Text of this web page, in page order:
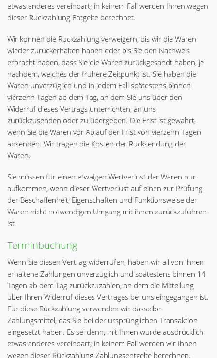
etwas anderes vereinbart; in keinem Fall werden Ihnen wegen
dieser Rückzahlung Entgelte berechnet.
Wir können die Rückzahlung verweigern, bis wir die Waren
wieder zurückerhalten haben oder bis Sie den Nachweis
erbracht haben, dass Sie die Waren zurückgesandt haben, je
nachdem, welches der frühere Zeitpunkt ist. Sie haben die
Waren unverzüglich und in jedem Fall spätestens binnen
vierzehn Tagen ab dem Tag, an dem Sie uns über den
Widerruf dieses Vertrags unterrichten, an uns
zurückzusenden oder zu übergeben. Die Frist ist gewahrt,
wenn Sie die Waren vor Ablauf der Frist von vierzehn Tagen
absenden. Wir tragen die Kosten der Rücksendung der
Waren.
Sie müssen für einen etwaigen Wertverlust der Waren nur
aufkommen, wenn dieser Wertverlust auf einen zur Prüfung
der Beschaffenheit, Eigenschaften und Funktionsweise der
Waren nicht notwendigen Umgang mit ihnen zurückzuführen
ist.
Terminbuchung
Wenn Sie diesen Vertrag widerrufen, haben wir all von Ihnen
erhaltene Zahlungen unverzüglich und spätestens binnen 14
Tagen ab dem Tag zurückzuzahlen, an dem die Mitteilung
über Ihren Widerruf dieses Vertrages bei uns eingegangen ist.
Für diese Rückzahlung verwenden wir dasselbe
Zahlungsmittel, das Sie bei der ursprünglichen Transaktion
eingesetzt haben. Es sei denn, mit Ihnen wurde ausdrücklich
etwas anderes vereinbart; in keinem Fall werden wir Ihnen
wegen dieser Rückzahlung Zahlungsentgelte berechnen.